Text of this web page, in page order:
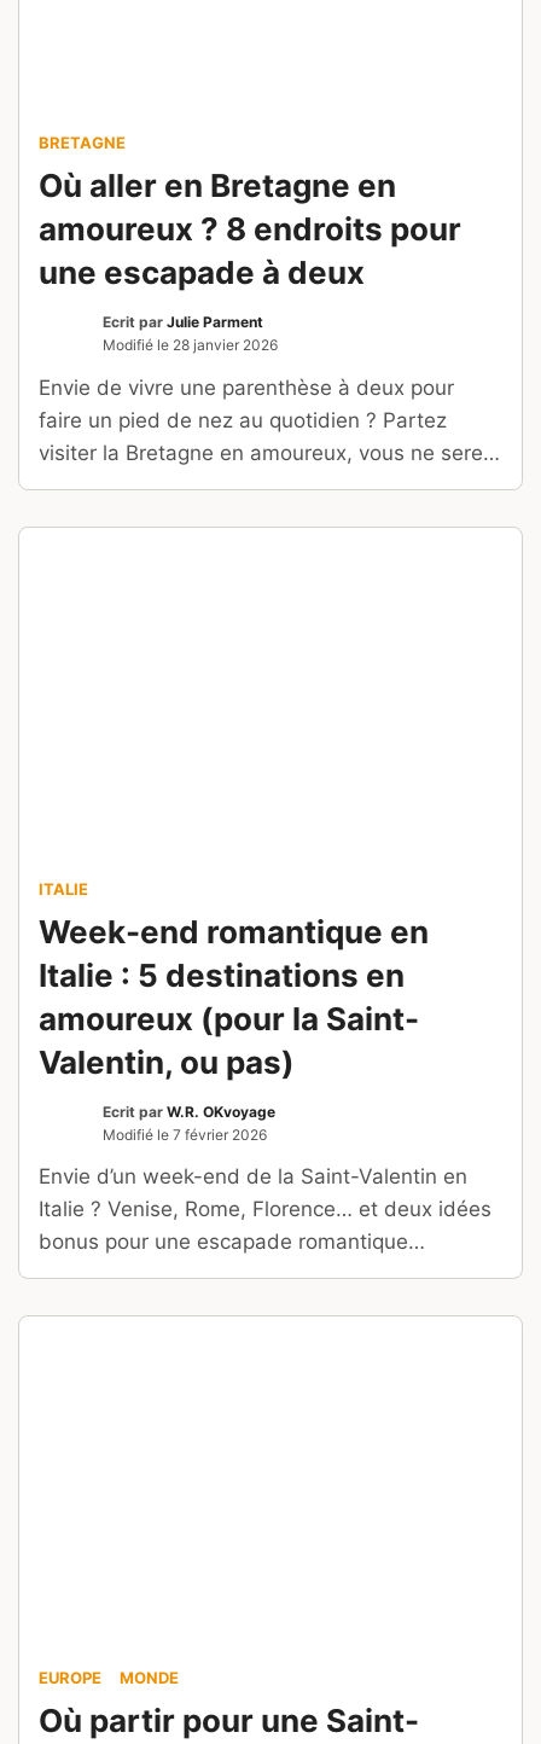
BRETAGNE
Où aller en Bretagne en
amoureux ? 8 endroits pour
une escapade à deux
Ecrit par Julie Parment
Modifié le 28 janvier 2026
Envie de vivre une parenthèse à deux pour
faire un pied de nez au quotidien ? Partez
visiter la Bretagne en amoureux, vous ne serez
pas déçu !
ITALIE
Week-end romantique en
Italie : 5 destinations en
amoureux (pour la Saint-
Valentin, ou pas)
Ecrit par W.R. OKvoyage
Modifié le 7 février 2026
Envie d’un week-end de la Saint-Valentin en
Italie ? Venise, Rome, Florence… et deux idées
bonus pour une escapade romantique
inoubliable à deux.
EUROPE MONDE
Où partir pour une Saint-